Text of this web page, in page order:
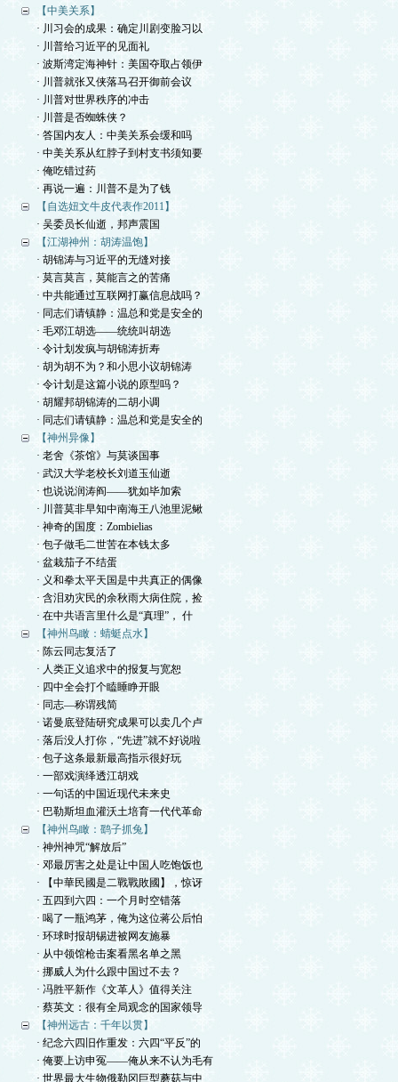
【中美关系】
· 川习会的成果：确定川剧变脸习以
· 川普给习近平的见面礼
· 波斯湾定海神针：美国夺取占领伊
· 川普就张又侠落马召开御前会议
· 川普对世界秩序的冲击
· 川普是否蜘蛛侠？
· 答国内友人：中美关系会缓和吗
· 中美关系从红脖子到村支书须知要
· 俺吃错过药
· 再说一遍：川普不是为了钱
【自选妞文牛皮代表作2011】
· 吴委员长仙逝，邦声震国
【江湖神州：胡涛温饱】
· 胡锦涛与习近平的无缝对接
· 莫言莫言，莫能言之的苦痛
· 中共能通过互联网打赢信息战吗？
· 同志们请镇静：温总和党是安全的
· 毛邓江胡选——统统叫胡选
· 令计划发疯与胡锦涛折寿
· 胡为胡不为？和小思小议胡锦涛
· 令计划是这篇小说的原型吗？
· 胡耀邦胡锦涛的二胡小调
· 同志们请镇静：温总和党是安全的
【神州异像】
· 老舍《茶馆》与莫谈国事
· 武汉大学老校长刘道玉仙逝
· 也说说润涛阎——犹如毕加索
· 川普莫非早知中南海王八池里泥鳅
· 神奇的国度：Zombielias
· 包子做毛二世苦在本钱太多
· 盆栽茄子不结蛋
· 义和拳太平天国是中共真正的偶像
· 含泪劝灾民的余秋雨大病住院，捡
· 在中共语言里什么是“真理”， 什
【神州鸟瞰：蜻蜓点水】
· 陈云同志复活了
· 人类正义追求中的报复与宽恕
· 四中全会打个瞌睡睁开眼
· 同志—称谓残简
· 诺曼底登陆研究成果可以卖几个卢
· 落后没人打你，“先进”就不好说啦
· 包子这条最新最高指示很好玩
· 一部戏演绎透江胡戏
· 一句话的中国近现代未来史
· 巴勒斯坦血灌沃土培育一代代革命
【神州鸟瞰：鹞子抓兔】
· 神州神咒“解放后”
· 邓最厉害之处是让中国人吃饱饭也
· 【中華民國是二戰戰敗國】，惊讶
· 五四到六四：一个月时空错落
· 喝了一瓶鸿茅，俺为这位蒋公后怕
· 环球时报胡锡进被网友施暴
· 从中领馆枪击案看黑名单之黑
· 挪威人为什么跟中国过不去？
· 冯胜平新作《文革人》值得关注
· 蔡英文：很有全局观念的国家领导
【神州远古：千年以贯】
· 纪念六四旧作重发：六四“平反”的
· 俺要上访申冤——俺从来不认为毛有
· 世界最大生物俄勒冈巨型蘑菇与中